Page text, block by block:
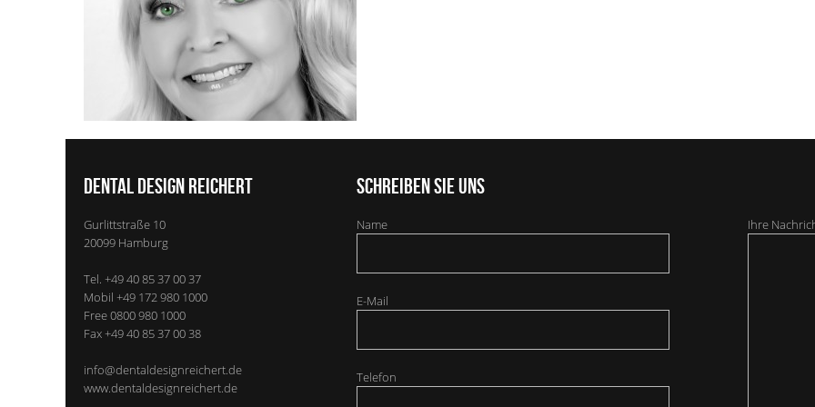
Dental Design Reichert
Gurlittstraße 10
20099 Hamburg
Tel. +49 40 85 37 00 37
Mobil +49 172 980 1000
Free0800 980 1000
Fax+49 40 85 37 00 38
info@dentaldesignreichert.de
www.dentaldesignreichert.de
Schreiben Sie uns
Name
E-Mail
Telefon
Ihre